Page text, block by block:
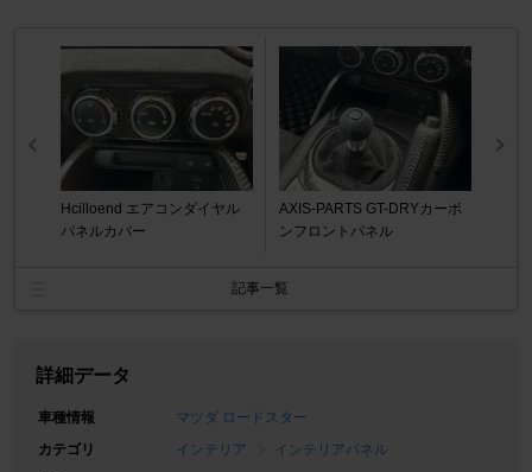
Hcilloend エアコンダイヤル
パネルカバー
AXIS-PARTS GT-DRYカーボ
ンフロントパネル
記事一覧
詳細データ
車種情報
マツダ ロードスター
カテゴリ
インテリア
インテリアパネル